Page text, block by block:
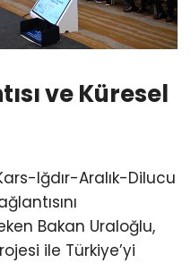
ve Küresel
Iğdır-Aralık-Dilucu
Bakan Uraloğlu,
ile Türkiye’yi